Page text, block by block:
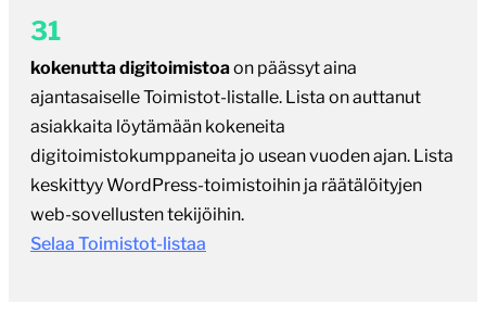
31
kokenutta digitoimistoaon päässyt aina
ajantasaiselle Toimistot-listalle. Lista on auttanut
asiakkaita löytämään kokeneita
digitoimistokumppaneita jo usean vuoden ajan. Lista
keskittyy WordPress-toimistoihin ja räätälöityjen
web-sovellusten tekijöihin.
Selaa Toimistot-listaa